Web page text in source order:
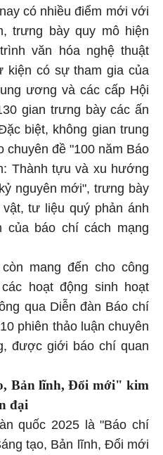
có nhiều điểm mới với
trưng bày quy mô hiện
văn hóa nghệ thuật
kiện có sự tham gia của
ương và các cấp Hội
gian trưng bày các ấn
biệt, không gian trung
chuyên đề "100 năm Báo
Thành tựu và xu hướng
nguyên mới", trưng bày
tư liệu quý phản ánh
của báo chí cách mạng
mang đến cho công
hoạt động sinh hoạt
qua Diễn đàn Báo chí
phiên thảo luận chuyên
được giới báo chí quan
Bản lĩnh, Đổi mới" kim
đại
quốc 2025 là "Báo chí
tạo, Bản lĩnh, Đổi mới